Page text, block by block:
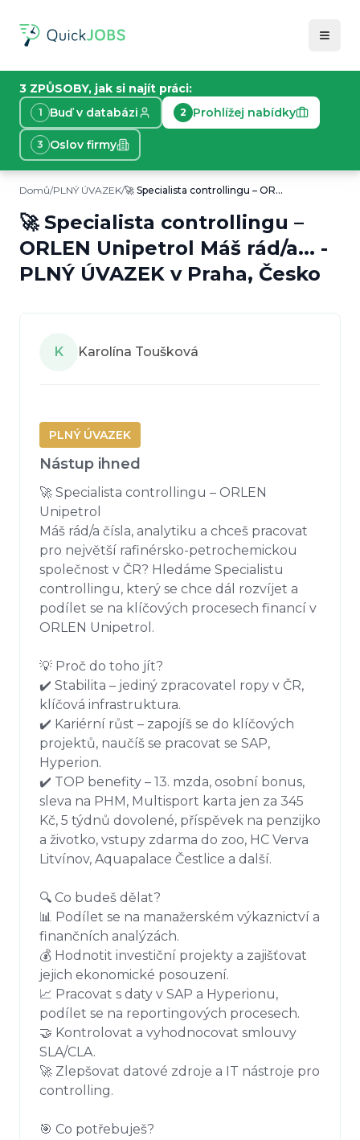
3 ZPŮSOBY, jak si najít práci:
1 Buď v databázi 2 Prohlížej nabídky
3 Oslov firmy
Informace o nabídce práce
Toto je plný úvazek v Praha, Česko. 🚀 Specialista
Typ práce:PLNÝ ÚVAZEK
Lokace:Praha, Česko
Plat:50000Kč/měsíc
Domů/PLNÝ ÚVAZEK/ 🚀 Specialista controllingu – ORLEN Unipetrol Máš rád/a...
🚀 Specialista controllingu –
ORLEN Unipetrol Máš rád/a... -
PLNÝ ÚVAZEK v Praha, Česko
K Karolína Toušková
PLNÝ ÚVAZEK
Nástup ihned
🚀 Specialista controllingu – ORLEN
Unipetrol
Máš rád/a čísla, analytiku a chceš pracovat
pro největší rafinérsko-petrochemickou
společnost v ČR? Hledáme Specialistu
controllingu, který se chce dál rozvíjet a
podílet se na klíčových procesech financí v
ORLEN Unipetrol.
💡 Proč do toho jít?
✔️ Stabilita – jediný zpracovatel ropy v ČR,
klíčová infrastruktura.
✔️ Kariérní růst – zapojíš se do klíčových
projektů, naučíš se pracovat se SAP,
Hyperion.
✔️ TOP benefity – 13. mzda, osobní bonus,
sleva na PHM, Multisport karta jen za 345
Kč, 5 týdnů dovolené, příspěvek na penzijko
a životko, vstupy zdarma do zoo, HC Verva
Litvínov, Aquapalace Čestlice a další.
🔍 Co budeš dělat?
📊 Podílet se na manažerském výkaznictví a
finančních analýzách.
💰 Hodnotit investiční projekty a zajišťovat
jejich ekonomické posouzení.
📈 Pracovat s daty v SAP a Hyperionu,
podílet se na reportingových procesech.
🤝 Kontrolovat a vyhodnocovat smlouvy
SLA/CLA.
🚀 Zlepšovat datové zdroje a IT nástroje pro
controlling.
🎯 Co potřebuješ?